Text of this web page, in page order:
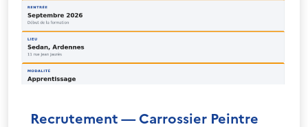
Recrutement — Carrossier Peintre